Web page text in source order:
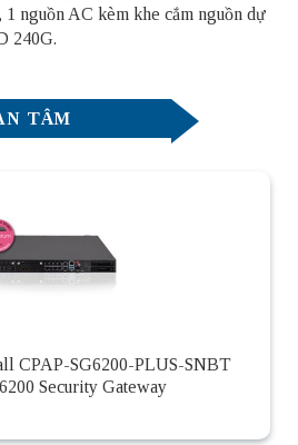
nguồn AC kèm khe cắm nguồn dự
240G.
TÂM
CPAP-SG6200-PLUS-SNBT
Security Gateway